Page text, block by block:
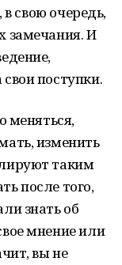
свою очередь,
замечания. И
поступки.
меняться,
изменить
таким
после того,
знать об
мнение или
вы не